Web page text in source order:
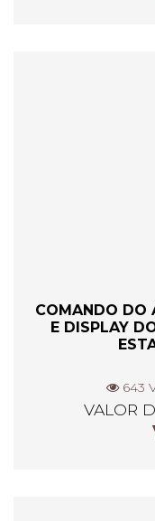
COMANDO DO
E DISPLAY
643
VALOR